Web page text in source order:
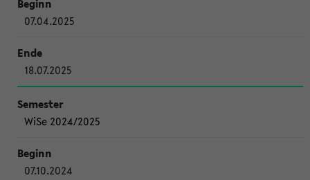
07.04.2025
18.07.2025
WiSe 2024/2025
07.10.2024